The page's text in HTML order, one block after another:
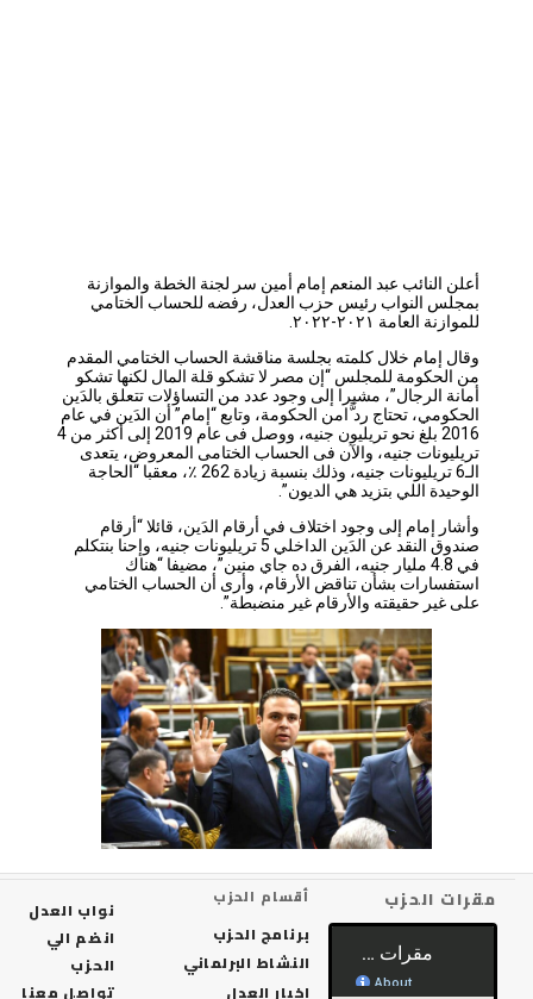
أعلن النائب عبد المنعم إمام أمين سر لجنة الخطة والموازنة
بمجلس النواب رئيس حزب العدل، رفضه للحساب الختامي
للموازنة العامة ٢٠٢١-٢٠٢٢.
وقال إمام خلال كلمته بجلسة مناقشة الحساب الختامي المقدم
من الحكومة للمجلس “إن مصر لا تشكو قلة المال لكنها تشكو
أمانة الرجال”، مشيرا إلى وجود عدد من التساؤلات تتعلق بالدَين
الحكومي، تحتاج رد ًّامن الحكومة، وتابع “إمام” أن الدَين في عام
2016 بلغ نحو تريليون جنيه، ووصل فى عام 2019 إلى أكثر من 4
تريليونات جنيه، والآن فى الحساب الختامى المعروض، يتعدى
الـ6 تريليونات جنيه، وذلك بنسبة زيادة 262 ٪؜، معقبا “الحاجة
الوحيدة اللي بتزيد هي الديون”.
وأشار إمام إلى وجود اختلاف في أرقام الدَين، قائلا “أرقام
صندوق النقد عن الدَين الداخلي 5 تريليونات جنيه، وإحنا بنتكلم
في 4.8 مليار جنيه، الفرق ده جاي منين”، مضيفا “هناك
استفسارات بشأن تناقض الأرقام، وأرى أن الحساب الختامي
على غير حقيقته والأرقام غير منضبطة”.
الحزب أقسام الحزب
برنامج الحزب
النشاط البرلماني
اخبار العدل
نواب العدل
انضم الي
تواصل معنا